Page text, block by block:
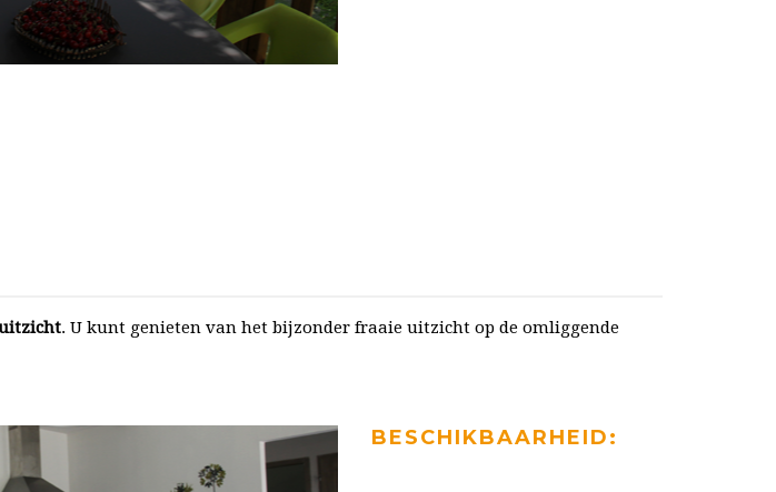
. U kunt genieten van het bijzonder fraaie uitzicht op de omliggende
BESCHIKBAARHEID: